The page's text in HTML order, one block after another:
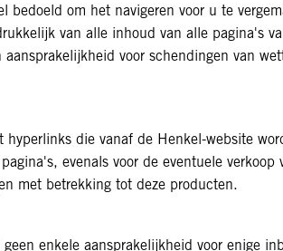
bedoeld om het navigeren voor u te
van alle inhoud van alle pagina's
aansprakelijkheid voor schendingen van
hyperlinks die vanaf de Henkel-website
evenals voor de eventuele
met betrekking tot deze producten.
enkele aansprakelijkheid voor enige